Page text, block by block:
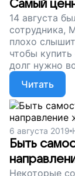
нарушениями
поддержите
Самый
14 августа
сотрудника,
плохо
чтобы
долг нужно
пенсию по
собирать
работают
в том числе,
зарплаты
больше
проект!
Читать
6 августа 2019
Быть
Некоторые